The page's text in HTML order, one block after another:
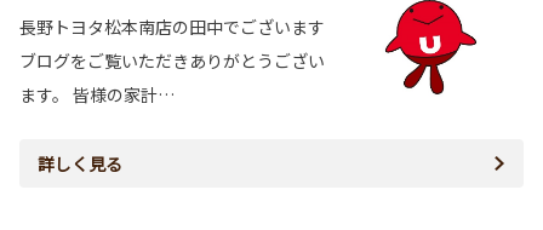
長野トヨタ松本南店の田中でございます
ブログをご覧いただきありがとうござい
ます。 皆様の家計…
詳しく見る